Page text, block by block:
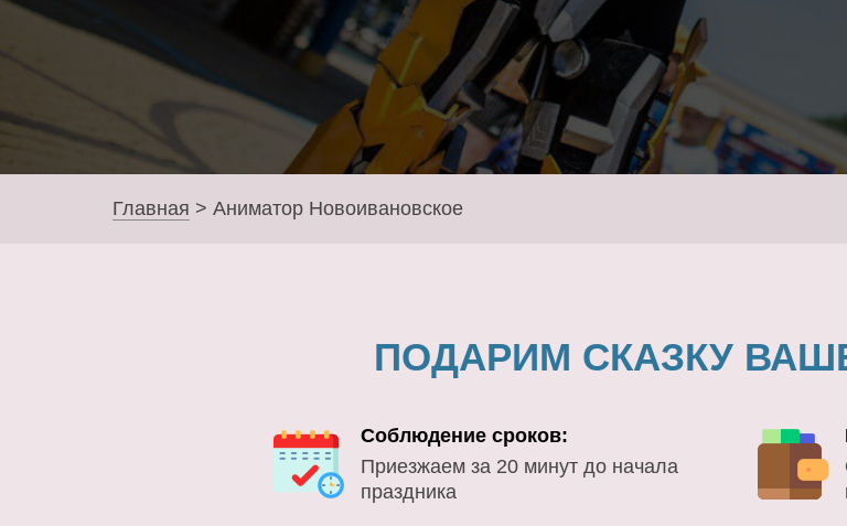
Главная > Аниматор Новоивановское
ПОДАРИМ СКАЗКУ
Соблюдение сроков:
Приезжаем за 20 минут до начала
праздника